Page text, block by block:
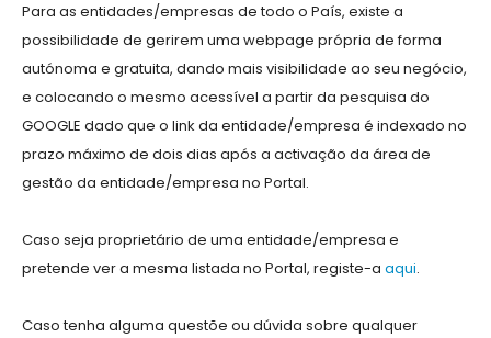
Para as entidades/empresas de todo o País, existe a
possibilidade de gerirem uma webpage própria de forma
autónoma e gratuita, dando mais visibilidade ao seu negócio,
e colocando o mesmo acessível a partir da pesquisa do
GOOGLE dado que o link da entidade/empresa é indexado no
prazo máximo de dois dias após a activação da área de
gestão da entidade/empresa no Portal.
Caso seja proprietário de uma entidade/empresa e
pretende ver a mesma listada no Portal, registe-a aqui.
Caso tenha alguma questõe ou dúvida sobre qualquer